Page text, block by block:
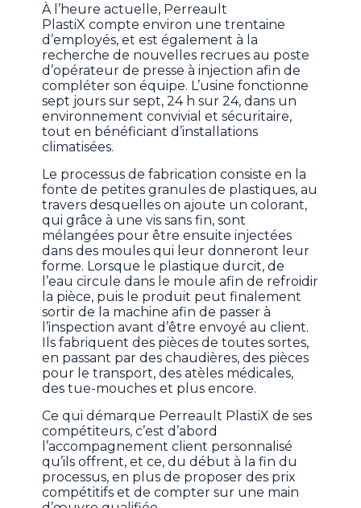
À l’heure actuelle, Perreault
PlastiX compte environ une trentaine
d’employés, et est également à la
recherche de nouvelles recrues au poste
d’opérateur de presse à injection afin de
compléter son équipe. L’usine fonctionne
sept jours sur sept, 24 h sur 24, dans un
environnement convivial et sécuritaire,
tout en bénéficiant d’installations
climatisées.
Le processus de fabrication consiste en la
fonte de petites granules de plastiques, au
travers desquelles on ajoute un colorant,
qui grâce à une vis sans fin, sont
mélangées pour être ensuite injectées
dans des moules qui leur donneront leur
forme. Lorsque le plastique durcit, de
l’eau circule dans le moule afin de refroidir
la pièce, puis le produit peut finalement
sortir de la machine afin de passer à
l’inspection avant d’être envoyé au client.
Ils fabriquent des pièces de toutes sortes,
en passant par des chaudières, des pièces
pour le transport, des atèles médicales,
des tue-mouches et plus encore.
Ce qui démarque Perreault PlastiX de ses
compétiteurs, c’est d’abord
l’accompagnement client personnalisé
qu’ils offrent, et ce, du début à la fin du
processus, en plus de proposer des prix
compétitifs et de compter sur une main